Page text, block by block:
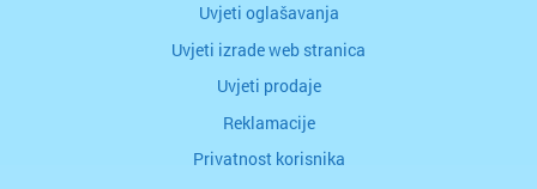
Uvjeti oglašavanja
Uvjeti izrade web stranica
Uvjeti prodaje
Reklamacije
Privatnost korisnika